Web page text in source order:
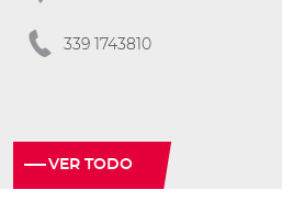
339 1743810
VER TODO